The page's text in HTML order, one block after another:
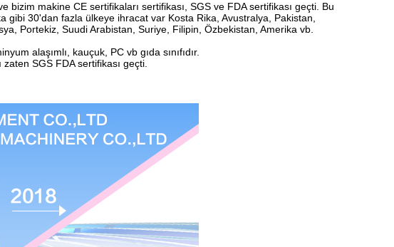
makine CE sertifikaları sertifikası, SGS ve FDA sertifikası geçti. Bu
30'dan fazla ülkeye ihracat var Kosta Rika, Avustralya, Pakistan,
Portekiz, Suudi Arabistan, Suriye, Filipin, Özbekistan, Amerika vb.
alaşımlı, kauçuk, PC vb gıda sınıfıdır.
SGS FDA sertifikası geçti.